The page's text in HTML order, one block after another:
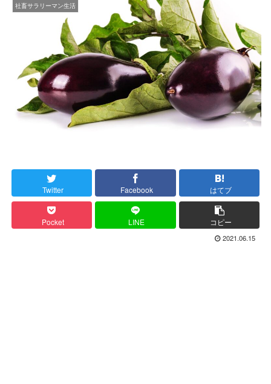
社畜サラリーマン生活
Twitter Facebook はてブ
Pocket LINE コピー
2021.06.15